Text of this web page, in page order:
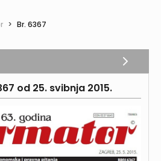
> Br. 6367
od 25. svibnja 2015.